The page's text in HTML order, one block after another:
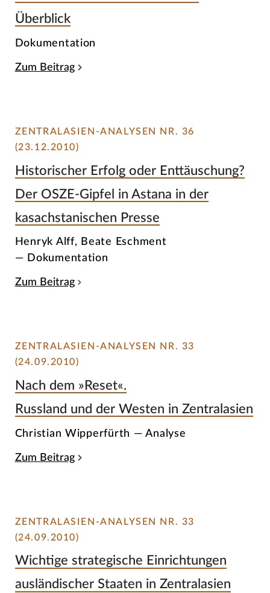
Überblick
Dokumentation
Zum Beitrag
ZENTRALASIEN-ANALYSEN NR. 36
(23.12.2010)
Historischer Erfolg oder Enttäuschung?
Der OSZE-Gipfel in Astana in der
kasachstanischen Presse
Henryk Alff, Beate Eschment
— Dokumentation
Zum Beitrag
ZENTRALASIEN-ANALYSEN NR. 33
(24.09.2010)
Nach dem »Reset«.
Russland und der Westen in Zentralasien
Christian Wipperfürth — Analyse
Zum Beitrag
ZENTRALASIEN-ANALYSEN NR. 33
(24.09.2010)
Wichtige strategische Einrichtungen
ausländischer Staaten in Zentralasien